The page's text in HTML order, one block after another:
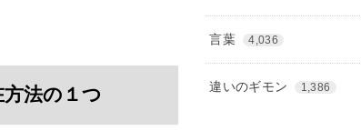
法の１つ
言葉 4,036
違いのギモン 1,386